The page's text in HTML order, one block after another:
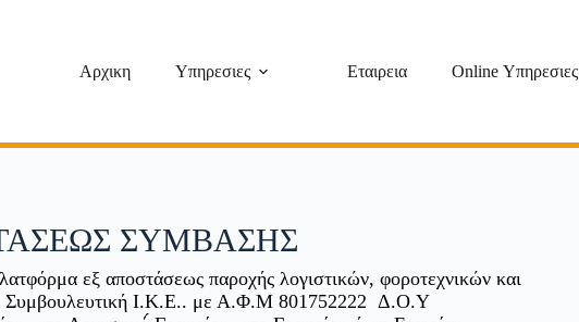
Αρχικη Υπηρεσιες Εταιρεια Online Υπηρεσιες
ΣΥΜΒΑΣΗΣ
εξ αποστάσεως παροχής λογιστικών, φοροτεχνικών και
Συμβουλευτική Ι.Κ.Ε.. με Α.Φ.Μ 801752222 Δ.Ο.Υ